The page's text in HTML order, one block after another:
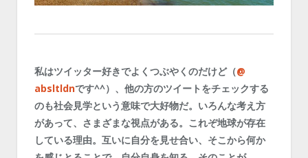
私はツイッター好きでよくつぶやくのだけど（@
absltldnです^^）、他の方のツイートをチェックする
のも社会見学という意味で大好物だ。いろんな考え方
があって、さまざまな視点がある。これぞ地球が存在
している理由。互いに自分を見せ合い、そこから何か